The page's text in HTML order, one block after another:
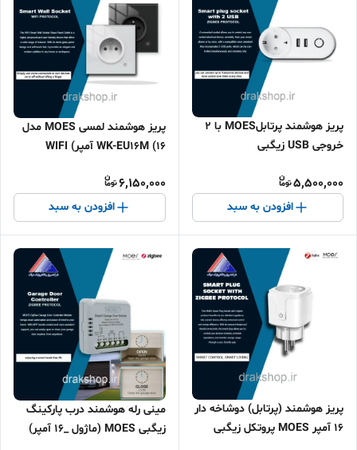
پریز هوشمند پرتابلMOES با 2
خروجی USB زیگبی
5,500,000
افزودن به سبد
پرﯾﺰ ﻫﻮﺷﻤﻨﺪ لمسی MOES مدل
WK-EU16M (16 آمپر) WIFI
6,150,000
افزودن به سبد
پرﯾﺰ ﻫﻮﺷﻤﻨﺪ (پرتابل) دوشاخه دار
16 آمپر MOES پروتکل زیگبی
مینی رله هوشمند درب پارکینگ
زیگبی MOES (ماژول _16 آمپر)